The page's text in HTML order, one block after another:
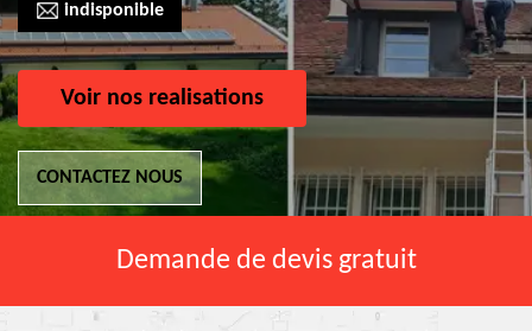
indisponible
Voir nos realisations
CONTACTEZ NOUS
Demande de devis gratuit